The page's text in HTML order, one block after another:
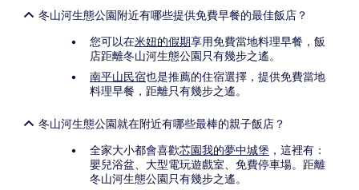
冬山河生態公園附近有哪些提供免費早餐的最佳飯店？
您可以在米妞的假期享用免費當地料理早餐，飯
店距離冬山河生態公園只有幾步之遙。
南平山民宿也是推薦的住宿選擇，提供免費當地
料理早餐，距離只有幾步之遙。
冬山河生態公園就在附近有哪些最棒的親子飯店？
全家大小都會喜歡芯園我的夢中城堡 ，這裡有：
嬰兒浴盆、大型電玩遊戲室、免費停車場。距離
冬山河生態公園只有幾步之遙。